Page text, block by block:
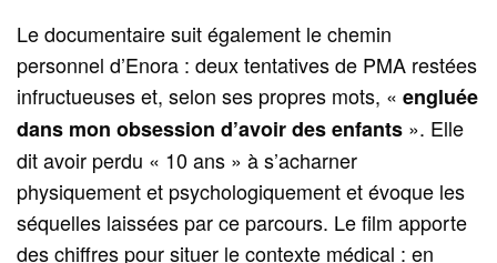
Le documentaire suit également le chemin
personnel d’Enora : deux tentatives de PMA restées
infructueuses et, selon ses propres mots, «engluée
dans mon obsession d’avoir des enfants ». Elle
dit avoir perdu « 10 ans » à s’acharner
physiquement et psychologiquement et évoque les
séquelles laissées par ce parcours. Le film apporte
des chiffres pour situer le contexte médical : en